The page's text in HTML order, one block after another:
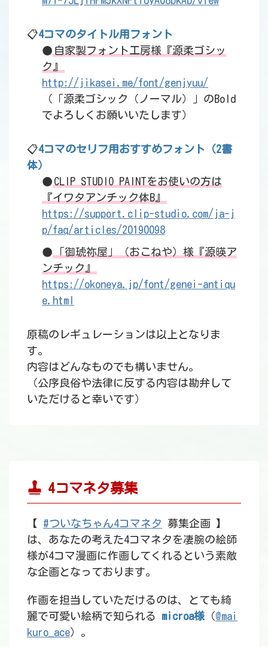
📋4コマのタイトル用フォント
● 自家製フォント工房様『源柔ゴシッ
ク』
http://jikasei.me/font/genjyuu/
（「源柔ゴシック（ノーマル）」のBold
でよろしくお願いいたします）
📋4コマのセリフ用おすすめフォント（2書
体）
● CLIP STUDIO PAINTをお使いの方は
『イワタアンチック体B』
https://support.clip-studio.com/ja-j
p/faq/articles/20190098
●
「御琥祢屋」（おこねや）様『源暎ア
ンチック』
https://okoneya.jp/font/genei-antiqu
e.html
原稿のレギュレーションは以上となりま
す。
内容はどんなものでも構いません。
（公序良俗や法律に反する内容は勘弁して
いただけると幸いです）
4コマネタ募集
【 #ついなちゃん4コマネタ
募集企画 】
は、あなたの考えた4コマネタを凄腕の絵師
様が4コマ漫画に作画してくれるという素敵
な企画となっております。
作画を担当していただけるのは、とても綺
麗で可愛い絵柄で知られる microa様 （@mai
kuro_ace）。